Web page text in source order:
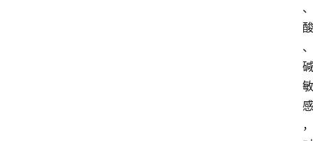
、
酸
、
碱
敏
感
，